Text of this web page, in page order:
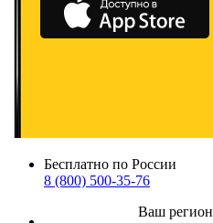
Бесплатно по России
8 (800) 500-35-76
Ваш регион